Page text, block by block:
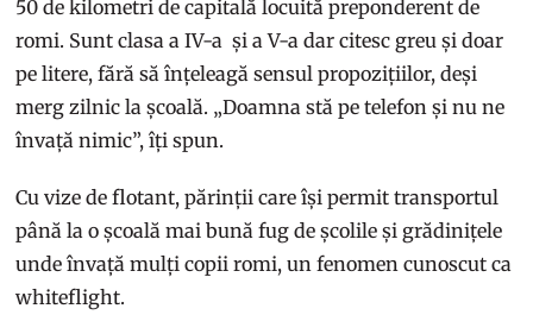
50 de kilometri de capitală locuită preponderent de
romi. Sunt clasa a IV-a și a V-a dar citesc greu și doar
pe litere, fără să înțeleagă sensul propozițiilor, deși
merg zilnic la școală. „Doamna stă pe telefon și nu ne
învață nimic”, îți spun.
Cu vize de flotant, părinții care își permit transportul
până la o școală mai bună fug de școlile și grădinițele
unde învață mulți copii romi, un fenomen cunoscut ca
whiteflight.